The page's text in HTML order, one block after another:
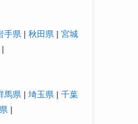
手県 | 秋田県 | 宮城
|
馬県 | 埼玉県 | 千葉
|